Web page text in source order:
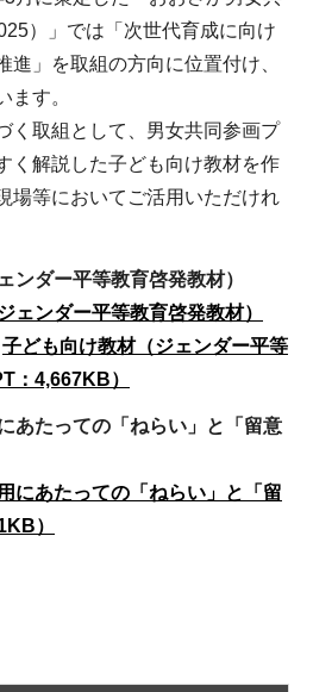
）」では「次世代育成に向け
進」を取組の方向に位置付け、
ます。
く取組として、男女共同参画プ
く解説した子ども向け教材を作
場等においてご活用いただけれ
ンダー平等教育啓発教材）
ェンダー平等教育啓発教材）
子ども向け教材（ジェンダー平等
：4,667KB）
あたっての「ねらい」と「留意
にあたっての「ねらい」と「留
）